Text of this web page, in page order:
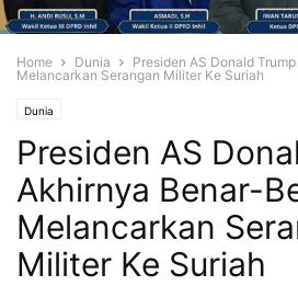
Home Dunia
Presiden AS Donald
Melancarkan Serangan Militer Ke Suriah
Dunia
Presiden AS
Akhirnya Benar-
Melancarkan
Militer Ke Suriah